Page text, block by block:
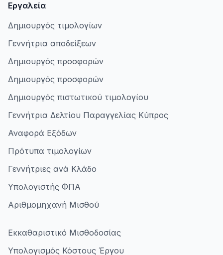
Εργαλεία
Δημιουργός τιμολογίων
Γεννήτρια αποδείξεων
Δημιουργός προσφορών
Δημιουργός προσφορών
Δημιουργός πιστωτικού τιμολογίου
Γεννήτρια Δελτίου Παραγγελίας Κύπρος
Αναφορά Εξόδων
Πρότυπα τιμολογίων
Γεννήτριες ανά Κλάδο
Υπολογιστής ΦΠΑ
Αριθμομηχανή Μισθού
Εκκαθαριστικό Μισθοδοσίας
Υπολογισμός Κόστους Έργου